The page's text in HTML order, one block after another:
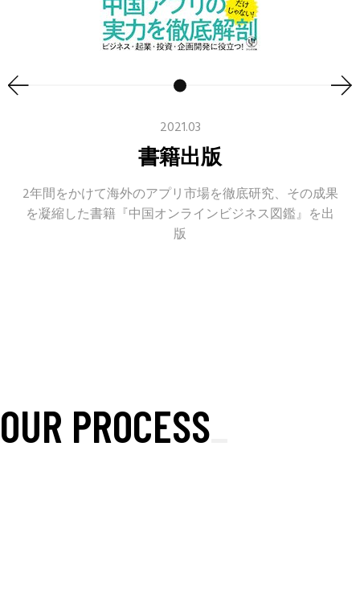
2021.03
書籍出版
2年間をかけて海外のアプリ市場を徹底研究、その成果
を凝縮した書籍『中国オンラインビジネス図鑑』を出
版
OUR PROCESS